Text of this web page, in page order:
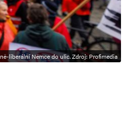
liberální Němce do ulic. Zdroj: Profimedia